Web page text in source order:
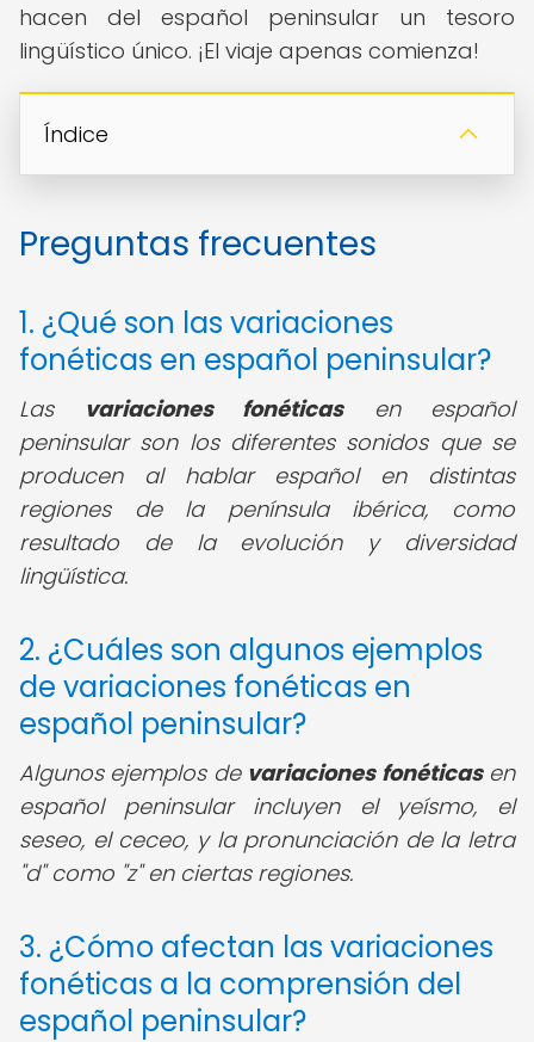
hacen del español peninsular un tesoro
lingüístico único. ¡El viaje apenas comienza!
Índice
Preguntas frecuentes
1. ¿Qué son las variaciones
fonéticas en español peninsular?
Las variaciones fonéticasen español
peninsular son los diferentes sonidos que se
producen al hablar español en distintas
regiones de la península ibérica, como
resultado de la evolución y diversidad
lingüística.
2. ¿Cuáles son algunos ejemplos
de variaciones fonéticas en
español peninsular?
Algunos ejemplos de variaciones fonéticasen
español peninsular incluyen el yeísmo, el
seseo, el ceceo, y la pronunciación de la letra
"d" como "z" en ciertas regiones.
3. ¿Cómo afectan las variaciones
fonéticas a la comprensión del
español peninsular?